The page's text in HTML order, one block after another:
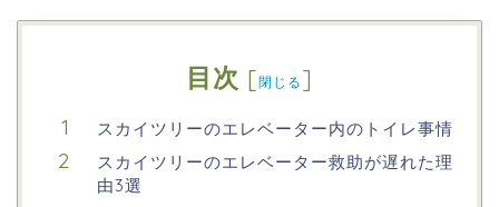
目次 [閉じる ]
スカイツリーのエレベーター内のトイレ事情
スカイツリーのエレベーター救助が遅れた理
由3選